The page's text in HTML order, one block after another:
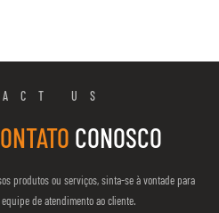
US
CONOSCO
produtos ou serviços, sinta-se à vontade para
de atendimento ao cliente.